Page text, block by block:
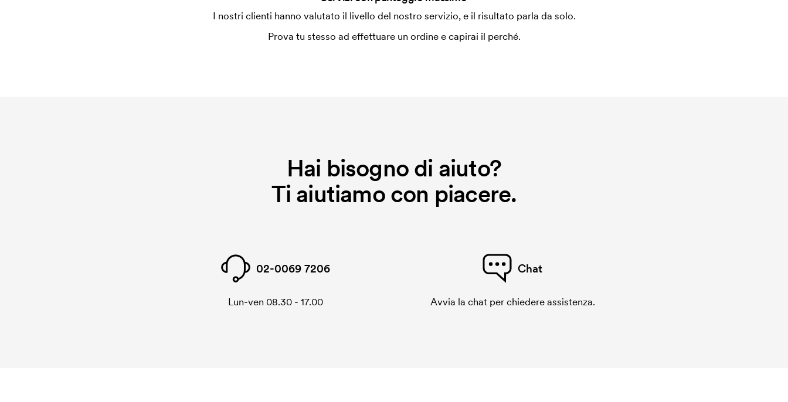
Il cliché di ricamo è un file digitale che comunica alla macchina di ricamo quale grafica
dovrà essere ricamata. Per ogni nuova grafica da ricamare dobbiamo creare un cliché
I nostri clienti hanno valutato il livello del nostro servizio, e il risultato parla da solo.
Prova tu stesso ad effettuare un ordine e capirai il perché.
Hai bisogno di aiuto?
Ti aiutiamo con piacere.
02-0069 7206
Lun-ven 08.30 - 17.00
Chat
Avvia la chat per chiedere assistenza.